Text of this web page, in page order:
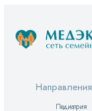
Направления
Педиатрия